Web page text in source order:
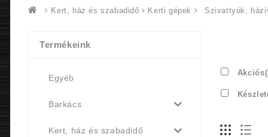
Kert, ház és szabadidő Kerti gépek Szivattyúk,
Akciós
Termékeink
Egyéb
Barkács
Kert, ház és szabadidő